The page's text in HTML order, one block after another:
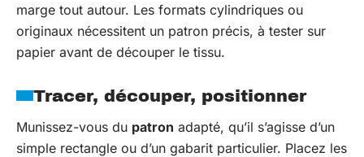
marge tout autour. Les formats cylindriques ou
originaux nécessitent un patron précis, à tester sur
papier avant de découper le tissu.
Tracer, découper, positionner
Munissez-vous du patron adapté, qu’il s’agisse d’un
simple rectangle ou d’un gabarit particulier. Placez les